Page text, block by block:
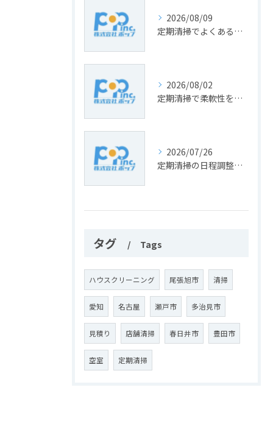
2026/08/09
定期清掃でよくあるトラブルと愛知県知多郡東浦町での解決ポイントを徹底解説
2026/08/02
定期清掃で柔軟性を高める現場対応や効率的な負担軽減ポイントを解説
2026/07/26
定期清掃の日程調整で愛知県新城市の共用部を快適に保つ方法
タグ Tags
ハウスクリーニング 尾張旭市 清掃
愛知 名古屋 瀬戸市 多治見市
見積り 店舗清掃 春日井市 豊田市
空室 定期清掃